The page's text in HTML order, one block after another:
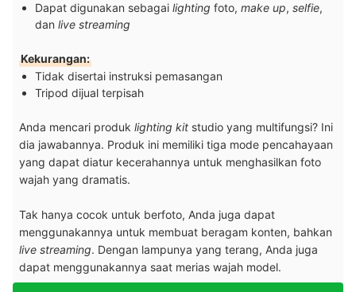
Dapat digunakan sebagai lighting foto, make up, selfie,
dan live streaming
Kekurangan:
Tidak disertai instruksi pemasangan
Tripod dijual terpisah
Anda mencari produk lighting kit studio yang multifungsi? Ini
dia jawabannya. Produk ini memiliki tiga mode pencahayaan
yang dapat diatur kecerahannya untuk menghasilkan foto
wajah yang dramatis.
Tak hanya cocok untuk berfoto, Anda juga dapat
menggunakannya untuk membuat beragam konten, bahkan
live streaming. Dengan lampunya yang terang, Anda juga
dapat menggunakannya saat merias wajah model.